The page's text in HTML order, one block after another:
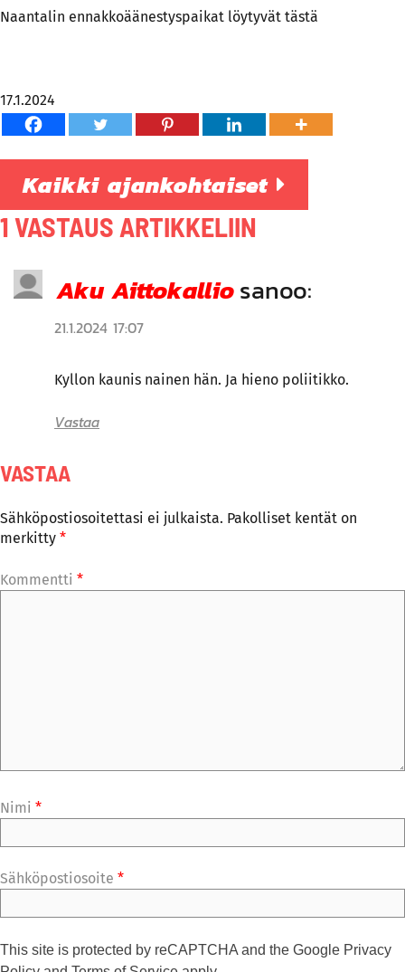
Naantalin ennakkoäänestyspaikat löytyvät tästä
17.1.2024
Kaikki ajankohtaiset
1 VASTAUS ARTIKKELIIN
Aku Aittokalliosanoo:
21.1.2024 17:07
Kyllon kaunis nainen hän. Ja hieno poliitikko.
Vastaa
VASTAA
Sähköpostiosoitettasi ei julkaista. Pakolliset kentät on
merkitty *
Kommentti *
Nimi *
Sähköpostiosoite *
This site is protected by reCAPTCHA and the Google Privacy